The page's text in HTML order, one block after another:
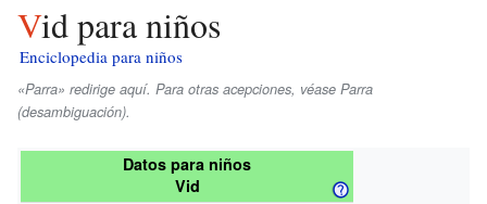
Vid para niños
Enciclopedia para niños
«Parra» redirige aquí. Para otras acepciones, véase Parra
(desambiguación).
Datos para niños
Vid